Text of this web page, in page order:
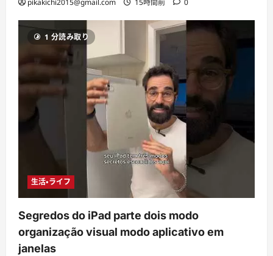
pikakichi2015@gmail.com 15時間前 0
1 分読み取り
生活・ライフ
Segredos do iPad parte dois modo
organização visual modo aplicativo em
janelas